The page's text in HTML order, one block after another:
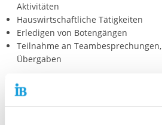
Aktivitäten
Hauswirtschaftliche Tätigkeiten
Erledigen von Botengängen
Teilnahme an
Übergaben
Wir freuen uns auf deine Bewerbung!